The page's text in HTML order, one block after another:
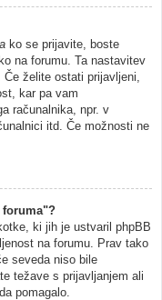
ko se prijavite, boste
na forumu. Ta nastavitev
želite ostati prijavljeni,
kar pa vam
računalnika, npr. v
itd. Če možnosti ne
ki jih je ustvaril phpBB
na forumu. Prav tako
seveda niso bile
težave s prijavljanjem ali
pomagalo.